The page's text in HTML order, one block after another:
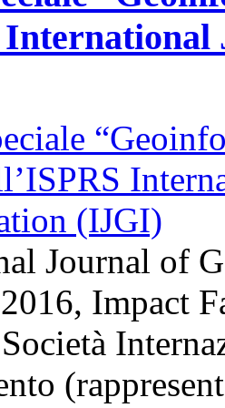
Journal of
Impact